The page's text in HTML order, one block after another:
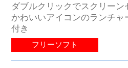
ダブルクリックでスクリーン
かわいいアイコンのランチ
付き
フリーソフト